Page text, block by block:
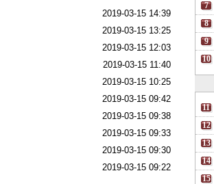
2019-03-15 14:39
2019-03-15 13:25
2019-03-15 12:03
2019-03-15 11:40
2019-03-15 10:25
2019-03-15 09:42
2019-03-15 09:38
2019-03-15 09:33
2019-03-15 09:30
2019-03-15 09:22